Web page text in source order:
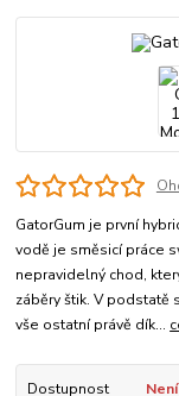
GatorGum je první
vodě je směsicí práce
nepravidelný chod,
záběry štik. V podstatě
vše ostatní právě dík...
Dostupnost